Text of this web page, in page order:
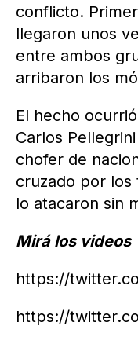
conflicto.
llegaron unos
entre ambos
arribaron los
El hecho
Carlos
chofer de
cruzado por los
lo atacaron sin
Mirá los videos
https://
https://